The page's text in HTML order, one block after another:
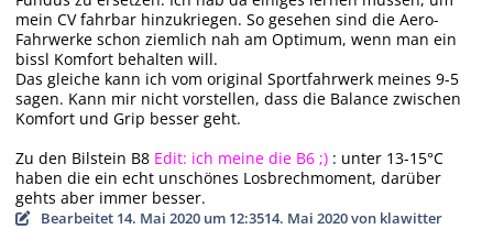
mein CV fahrbar hinzukriegen. So gesehen sind die Aero-
Fahrwerke schon ziemlich nah am Optimum, wenn man ein
bissl Komfort behalten will.
Das gleiche kann ich vom original Sportfahrwerk meines 9-5
sagen. Kann mir nicht vorstellen, dass die Balance zwischen
Komfort und Grip besser geht.
Zu den Bilstein B8 Edit: ich meine die B6 ;) : unter 13-15°C
haben die ein echt unschönes Losbrechmoment, darüber
gehts aber immer besser.
Bearbeitet 14. Mai 2020 um 12:3514. Mai 2020von klawitter